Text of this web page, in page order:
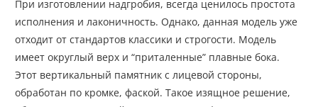
При изготовлении надгробия, всегда ценилось простота
исполнения и лаконичность. Однако, данная модель уже
отходит от стандартов классики и строгости. Модель
имеет округлый верх и “приталенные” плавные бока.
Этот вертикальный памятник с лицевой стороны,
обработан по кромке, фаской. Такое изящное решение,